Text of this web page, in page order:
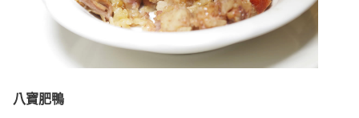
八寶肥鴨